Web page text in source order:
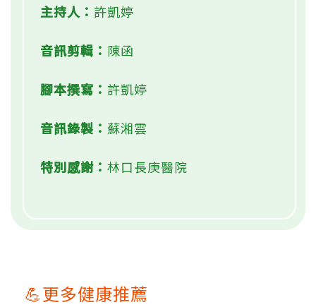
主持人： 許凱婷
音訊剪輯： 陳函
腳本撰寫： 許凱婷
音訊錄製： 蘇湘雲
特別感謝： 林口長庚醫院
💪更多健康推薦